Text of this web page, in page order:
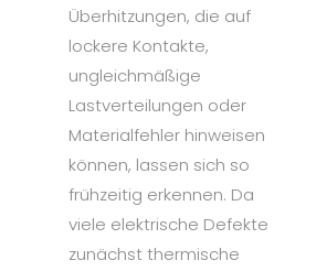
Überhitzungen, die auf
lockere Kontakte,
ungleichmäßige
Lastverteilungen oder
Materialfehler hinweisen
können, lassen sich so
frühzeitig erkennen. Da
viele elektrische Defekte
zunächst thermische